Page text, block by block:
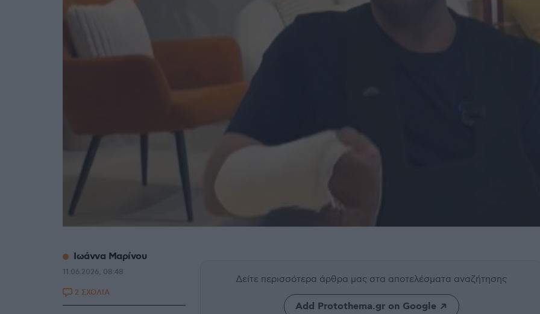
Δείτε περισσότερα άρθρα μας στα αποτελέσματα αναζήτησης
Add Protothema.gr on Google
Ιωάννα Μαρίνου
11.06.2026, 08:48
2 ΣΧΟΛΙΑ